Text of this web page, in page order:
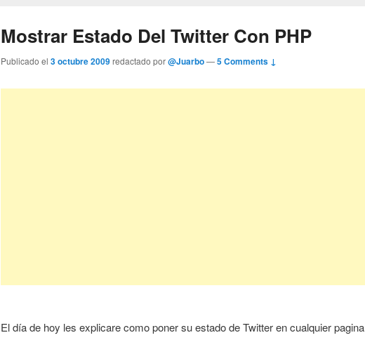
Mostrar Estado Del Twitter Con PHP
Publicado el3 octubre 2009redactado por@Juarbo—5 Comments ↓
El día de hoy les explicare como poner su estado de Twitter en cualquier pagina